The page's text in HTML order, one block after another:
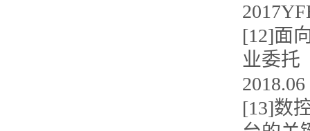
[12]面
业委托
[13]数